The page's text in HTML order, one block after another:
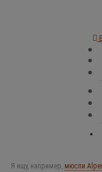
Я ищу, например, мюсли